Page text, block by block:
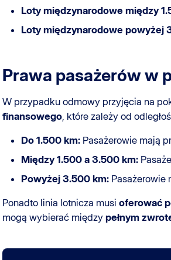
Loty międzynarodowe między
Loty międzynarodowe powyżej
Prawa pasażerów w
W przypadku odmowy przyjęcia na
finansowego , które zależy od
Do 1.500 km: Pasażerowie mają
Między 1.500 a 3.500 km:
Powyżej 3.500 km: Pasażerowie
Ponadto linia lotnicza musi oferować
mogą wybierać między pełnym